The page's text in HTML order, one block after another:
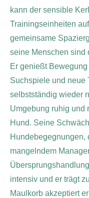
kann der sensible
Trainingseinheiten
gemeinsame
seine Menschen sind
Er genießt
Suchspiele und neue
selbstständig wieder
Umgebung ruhig und
Hund. Seine
Hundebegegnungen,
mangelndem
intensiv und er trägt
Maulkorb akzeptiert